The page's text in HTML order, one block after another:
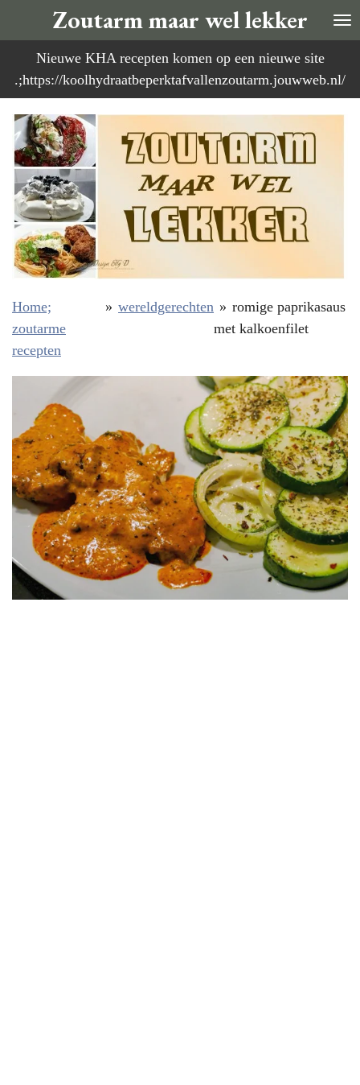
direct
naar
de
Zoutarm maar wel lekker
Nieuwe KHA recepten komen op een nieuwe site
.;https://koolhydraatbeperktafvallenzoutarm.jouwweb.nl/
Home;
zoutarme
recepten
» wereldgerechten » romige paprikasaus
met kalkoenfilet